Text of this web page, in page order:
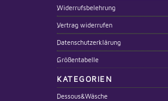
Widerrufsbelehrung
Vertrag widerrufen
Datenschutzerklärung
Größentabelle
KATEGORIEN
Dessous&Wäsche